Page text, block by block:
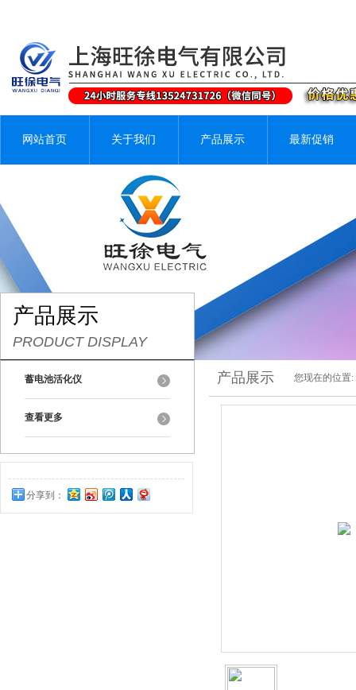
网站首页 关于我们 产品展示 最新促销
产品展示
PRODUCT DISPLAY
蓄电池活化仪
查看更多
分享到：
产品展示 您现在的位置: